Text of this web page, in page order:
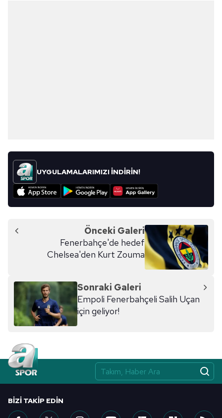
UYGULAMALARIMIZI İNDİRİN!
Önceki Galeri
Fenerbahçe'de hedef
Chelsea'den Kurt Zouma
Sonraki Galeri
Empoli Fenerbahçeli Salih Uçan
için geliyor!
BIZI TAKIP EDIN